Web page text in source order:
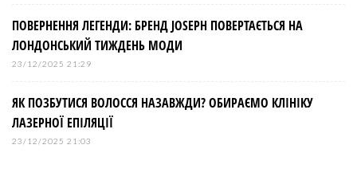
ПОВЕРНЕННЯ ЛЕГЕНДИ: БРЕНД JOSEPH ПОВЕРТАЄТЬСЯ НА
ЛОНДОНСЬКИЙ ТИЖДЕНЬ МОДИ
23/12/2025 21:29
ЯК ПОЗБУТИСЯ ВОЛОССЯ НАЗАВЖДИ? ОБИРАЄМО КЛІНІКУ
ЛАЗЕРНОЇ ЕПІЛЯЦІЇ
23/12/2025 21:03